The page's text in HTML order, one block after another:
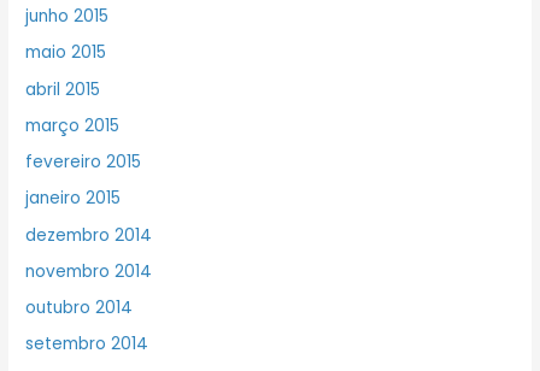
junho 2015
maio 2015
abril 2015
março 2015
fevereiro 2015
janeiro 2015
dezembro 2014
novembro 2014
outubro 2014
setembro 2014